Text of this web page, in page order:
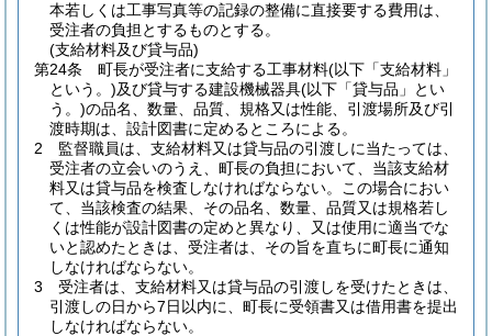
本若しくは工事写真等の記録の整備に直接要する費用は、
受注者の負担とするものとする。
(支給材料及び貸与品)
第24条
町長が受注者に支給する工事材料(以下「支給材料」
という。)及び貸与する建設機械器具(以下「貸与品」とい
う。)の品名、数量、品質、規格又は性能、引渡場所及び引
渡時期は、設計図書に定めるところによる。
2
監督職員は、支給材料又は貸与品の引渡しに当たっては、
受注者の立会いのうえ、町長の負担において、当該支給材
料又は貸与品を検査しなければならない。
この場合におい
て、当該検査の結果、その品名、数量、品質又は規格若し
くは性能が設計図書の定めと異なり、又は使用に適当でな
いと認めたときは、受注者は、その旨を直ちに町長に通知
しなければならない。
3
受注者は、支給材料又は貸与品の引渡しを受けたときは、
引渡しの日から7日以内に、町長に受領書又は借用書を提出
しなければならない。